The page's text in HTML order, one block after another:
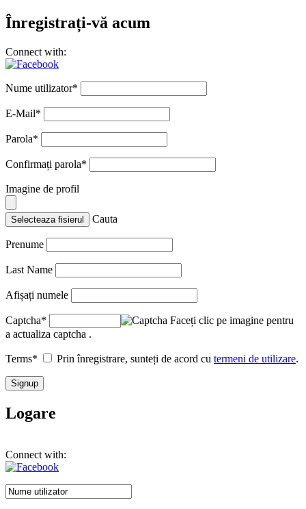
Înregistrați-vă acum
Connect with:
Nume utilizator*
E-Mail*
Parola*
Confirmați parola*
Imagine de profil
Selecteaza fisierul Cauta
Prenume
Last Name
Afișați numele
Captcha*
Faceți clic pe imagine pentru
a actualiza captcha .
Terms* Prin înregistrare, sunteți de acord cu termeni de utilizare.
Logare
Connect with: